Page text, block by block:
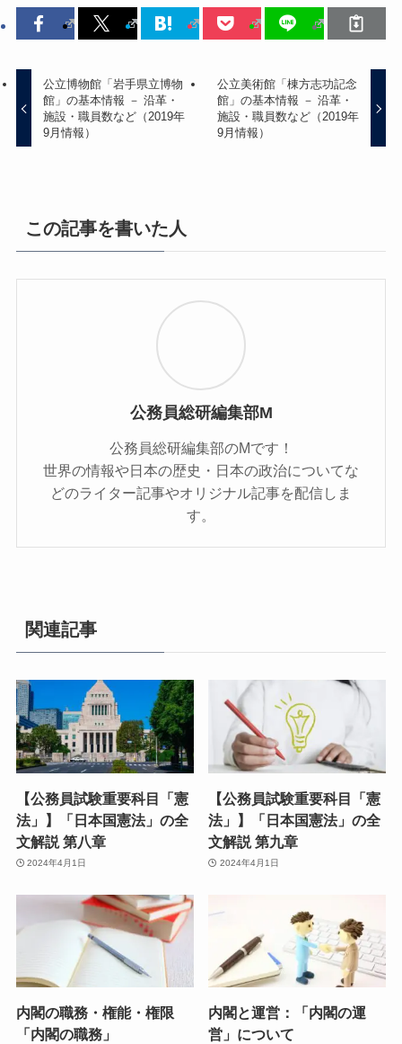
公立博物館「岩手県立博物
館」の基本情報 － 沿革・
施設・職員数など（2019年
9月情報）
公立美術館「棟方志功記念
館」の基本情報 － 沿革・
施設・職員数など（2019年
9月情報）
この記事を書いた人
公務員総研編集部M
公務員総研編集部のMです！
世界の情報や日本の歴史・日本の政治についてな
どのライター記事やオリジナル記事を配信しま
す。
関連記事
【公務員試験重要科目「憲
法」】「日本国憲法」の全
文解説 第八章
2024年4月1日
【公務員試験重要科目「憲
法」】「日本国憲法」の全
文解説 第九章
2024年4月1日
内閣の職務・権能・権限
「内閣の職務」
内閣と運営：「内閣の運
営」について